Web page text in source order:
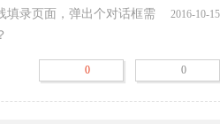
填录页面，弹出个对话框需
2016-10-15
0 0